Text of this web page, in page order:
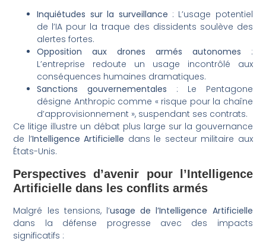
Inquiétudes sur la surveillance : L’usage potentiel
de l’IA pour la traque des dissidents soulève des
alertes fortes.
Opposition aux drones armés autonomes :
L’entreprise redoute un usage incontrôlé aux
conséquences humaines dramatiques.
Sanctions gouvernementales : Le Pentagone
désigne Anthropic comme « risque pour la chaîne
d’approvisionnement », suspendant ses contrats.
Ce litige illustre un débat plus large sur la gouvernance
de l’Intelligence Artificielle dans le secteur militaire aux
États-Unis.
Perspectives d’avenir pour l’Intelligence
Artificielle dans les conflits armés
Malgré les tensions, l’usage de l’Intelligence Artificielle
dans la défense progresse avec des impacts
significatifs :